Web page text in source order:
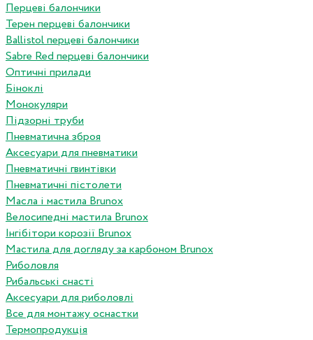
Перцеві балончики
Терен перцеві балончики
Ballistol перцеві балончики
Sabre Red перцеві балончики
Оптичні прилади
Біноклі
Монокуляри
Підзорні труби
Пневматична зброя
Аксесуари для пневматики
Пневматичні гвинтівки
Пневматичні пістолети
Масла і мастила Brunox
Велосипедні мастила Brunox
Інгібітори корозії Brunox
Мастила для догляду за карбоном Brunox
Риболовля
Рибальські снасті
Аксесуари для риболовлі
Все для монтажу оснастки
Термопродукція